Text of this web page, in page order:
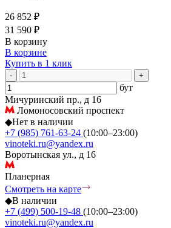
26 852 ₽
31 590 ₽
В корзину
В корзине
Купить в 1 клик
- +
бут
Мичуринский пр., д 16
Ломоносовский проспект
◆Нет в наличии
+7 (985) 761-63-24 (10:00–23:00)
vinoteki.ru@yandex.ru
Воротынская ул., д 16
Планерная
Смотреть на карте
◆В наличии
+7 (499) 500-19-48 (10:00–23:00)
vinoteki.ru@yandex.ru